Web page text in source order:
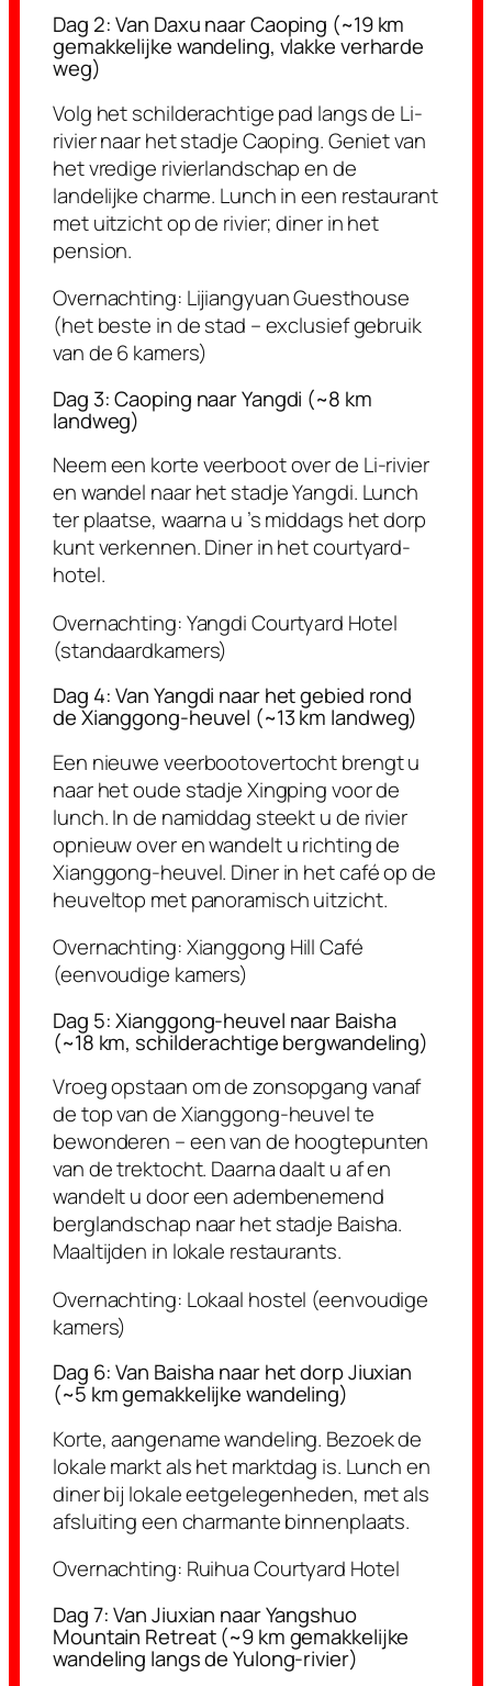
Dag 2: Van Daxu naar Caoping (~19 km
gemakkelijke wandeling, vlakke verharde
weg)
Volg het schilderachtige pad langs de Li-
rivier naar het stadje Caoping. Geniet van
het vredige rivierlandschap en de
landelijke charme. Lunch in een restaurant
met uitzicht op de rivier; diner in het
pension.
Overnachting: Lijiangyuan Guesthouse
(het beste in de stad – exclusief gebruik
van de 6 kamers)
Dag 3: Caoping naar Yangdi (~8 km
landweg)
Neem een korte veerboot over de Li-rivier
en wandel naar het stadje Yangdi. Lunch
ter plaatse, waarna u ’s middags het dorp
kunt verkennen. Diner in het courtyard-
hotel.
Overnachting:Yangdi Courtyard Hotel
(standaardkamers)
Dag 4: Van Yangdi naar het gebied rond
de Xianggong-heuvel (~13 km landweg)
Een nieuwe veerbootovertocht brengt u
naar het oude stadje Xingping voor de
lunch. In de namiddag steekt u de rivier
opnieuw over en wandelt u richting de
Xianggong-heuvel. Diner in het café op de
heuveltop met panoramisch uitzicht.
Overnachting:Xianggong Hill Café
(eenvoudige kamers)
Dag 5: Xianggong-heuvel naar Baisha
(~18 km, schilderachtige bergwandeling)
Vroeg opstaan om de zonsopgang vanaf
de top van de Xianggong-heuvel te
bewonderen – een van de hoogtepunten
van de trektocht. Daarna daalt u af en
wandelt u door een adembenemend
berglandschap naar het stadje Baisha.
Maaltijden in lokale restaurants.
Overnachting: Lokaal hostel (eenvoudige
kamers)
Dag 6: Van Baisha naar het dorp Jiuxian
(~5 km gemakkelijke wandeling)
Korte, aangename wandeling. Bezoek de
lokale markt als het marktdag is. Lunch en
diner bij lokale eetgelegenheden, met als
afsluiting een charmante binnenplaats.
Overnachting: Ruihua Courtyard Hotel
Dag 7: Van Jiuxian naar Yangshuo
Mountain Retreat (~9 km gemakkelijke
wandeling langs de Yulong-rivier)